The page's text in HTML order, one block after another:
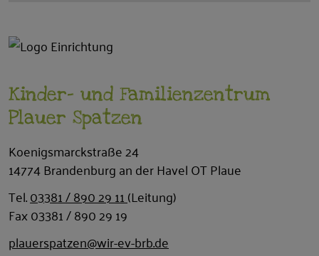
Kinder- und Familienzentrum
Plauer Spatzen
Koenigsmarckstraße 24
14774 Brandenburg an der Havel OT Plaue
Tel.03381 / 890 29 11(Leitung)
Fax 03381 / 890 29 19
plauerspatzen@wir-ev-brb.de